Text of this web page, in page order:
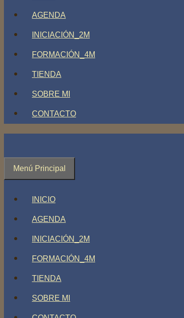
AGENDA
INICIACIÓN_2M
FORMACIÓN_4M
TIENDA
SOBRE MI
CONTACTO
Menú Principal
INICIO
AGENDA
INICIACIÓN_2M
FORMACIÓN_4M
TIENDA
SOBRE MI